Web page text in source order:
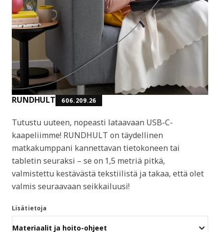
RUNDHULT 606.209.26
Tutustu uuteen, nopeasti lataavaan USB-C-
kaapeliimme! RUNDHULT on täydellinen
matkakumppani kannettavan tietokoneen tai
tabletin seuraksi – se on 1,5 metriä pitkä,
valmistettu kestävästä tekstiilistä ja takaa, että olet
valmis seuraavaan seikkailuusi!
Lisätietoja
Materiaalit ja hoito-ohjeet